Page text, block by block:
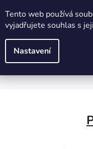
Tento web používá
vyjadřujete souhlas s
Nastavení
a jsem
komunikaci
Brzké
dodáno